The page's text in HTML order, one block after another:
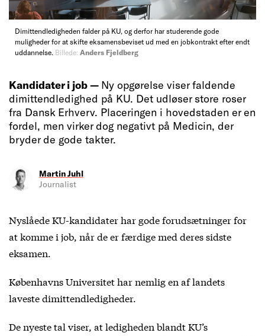
Dimittendledigheden falder på KU, og derfor har studerende gode
muligheder for at skifte eksamensbeviset ud med en jobkontrakt efter endt
uddannelse. Billede: Anders Fjeldberg
Kandidater i job — Ny opgørelse viser faldende
dimittendledighed på KU. Det udløser store roser
fra Dansk Erhverv. Placeringen i hovedstaden er en
fordel, men virker dog negativt på Medicin, der
bryder de gode takter.
Martin Juhl
Journalist
Nyslåede KU-kandidater har gode forudsætninger for
at komme i job, når de er færdige med deres sidste
eksamen.
Københavns Universitet har nemlig en af landets
laveste dimittendledigheder.
De nyeste tal viser, at ledigheden blandt KU’s